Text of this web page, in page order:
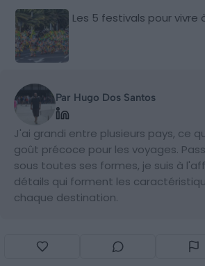
Les 5 festivals pour vivre
Par Hugo Dos Santos
J'ai grandi entre plusieurs pays, ce
goût précoce pour les voyages.
sous toutes ses formes, je suis à
détails qui forment les
chaque destination.
0 Commentaire(s)